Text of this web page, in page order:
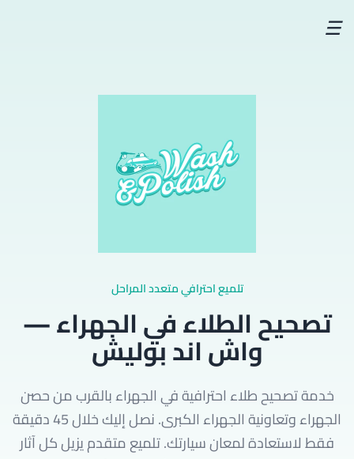
☰
تلميع احترافي متعدد المراحل
تصحيح الطلاء في الجهراء —
واش اند بوليش
خدمة تصحيح طلاء احترافية في الجهراء بالقرب من حصن
الجهراء وتعاونية الجهراء الكبرى. نصل إليك خلال 45 دقيقة
فقط لاستعادة لمعان سيارتك. تلميع متقدم يزيل كل آثار